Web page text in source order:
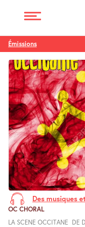
Émissions
Des musiques
OC CHORAL
LA SCENE OCCITANE DE